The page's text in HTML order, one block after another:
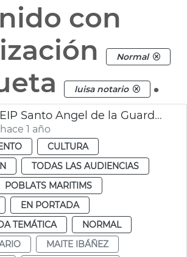
con
Normal
luisa notario .
València CEIP Santo Angel de la Guarda y CEIP San José de Calasanz
1 año
CULTURA
TODAS LAS AUDIENCIAS
POBLATS MARITIMS
EN PORTADA
TEMÁTICA
NORMAL
MAITE IBÁÑEZ